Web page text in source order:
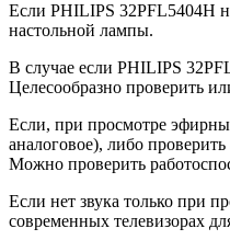
Если PHILIPS 32PFL5404H
настольной лампы.
В случае если PHILIPS
Целесообразно проверить
Если, при просмотре
аналоговое), либо
Можно проверить
Если нет звука только при
современных телевизорах